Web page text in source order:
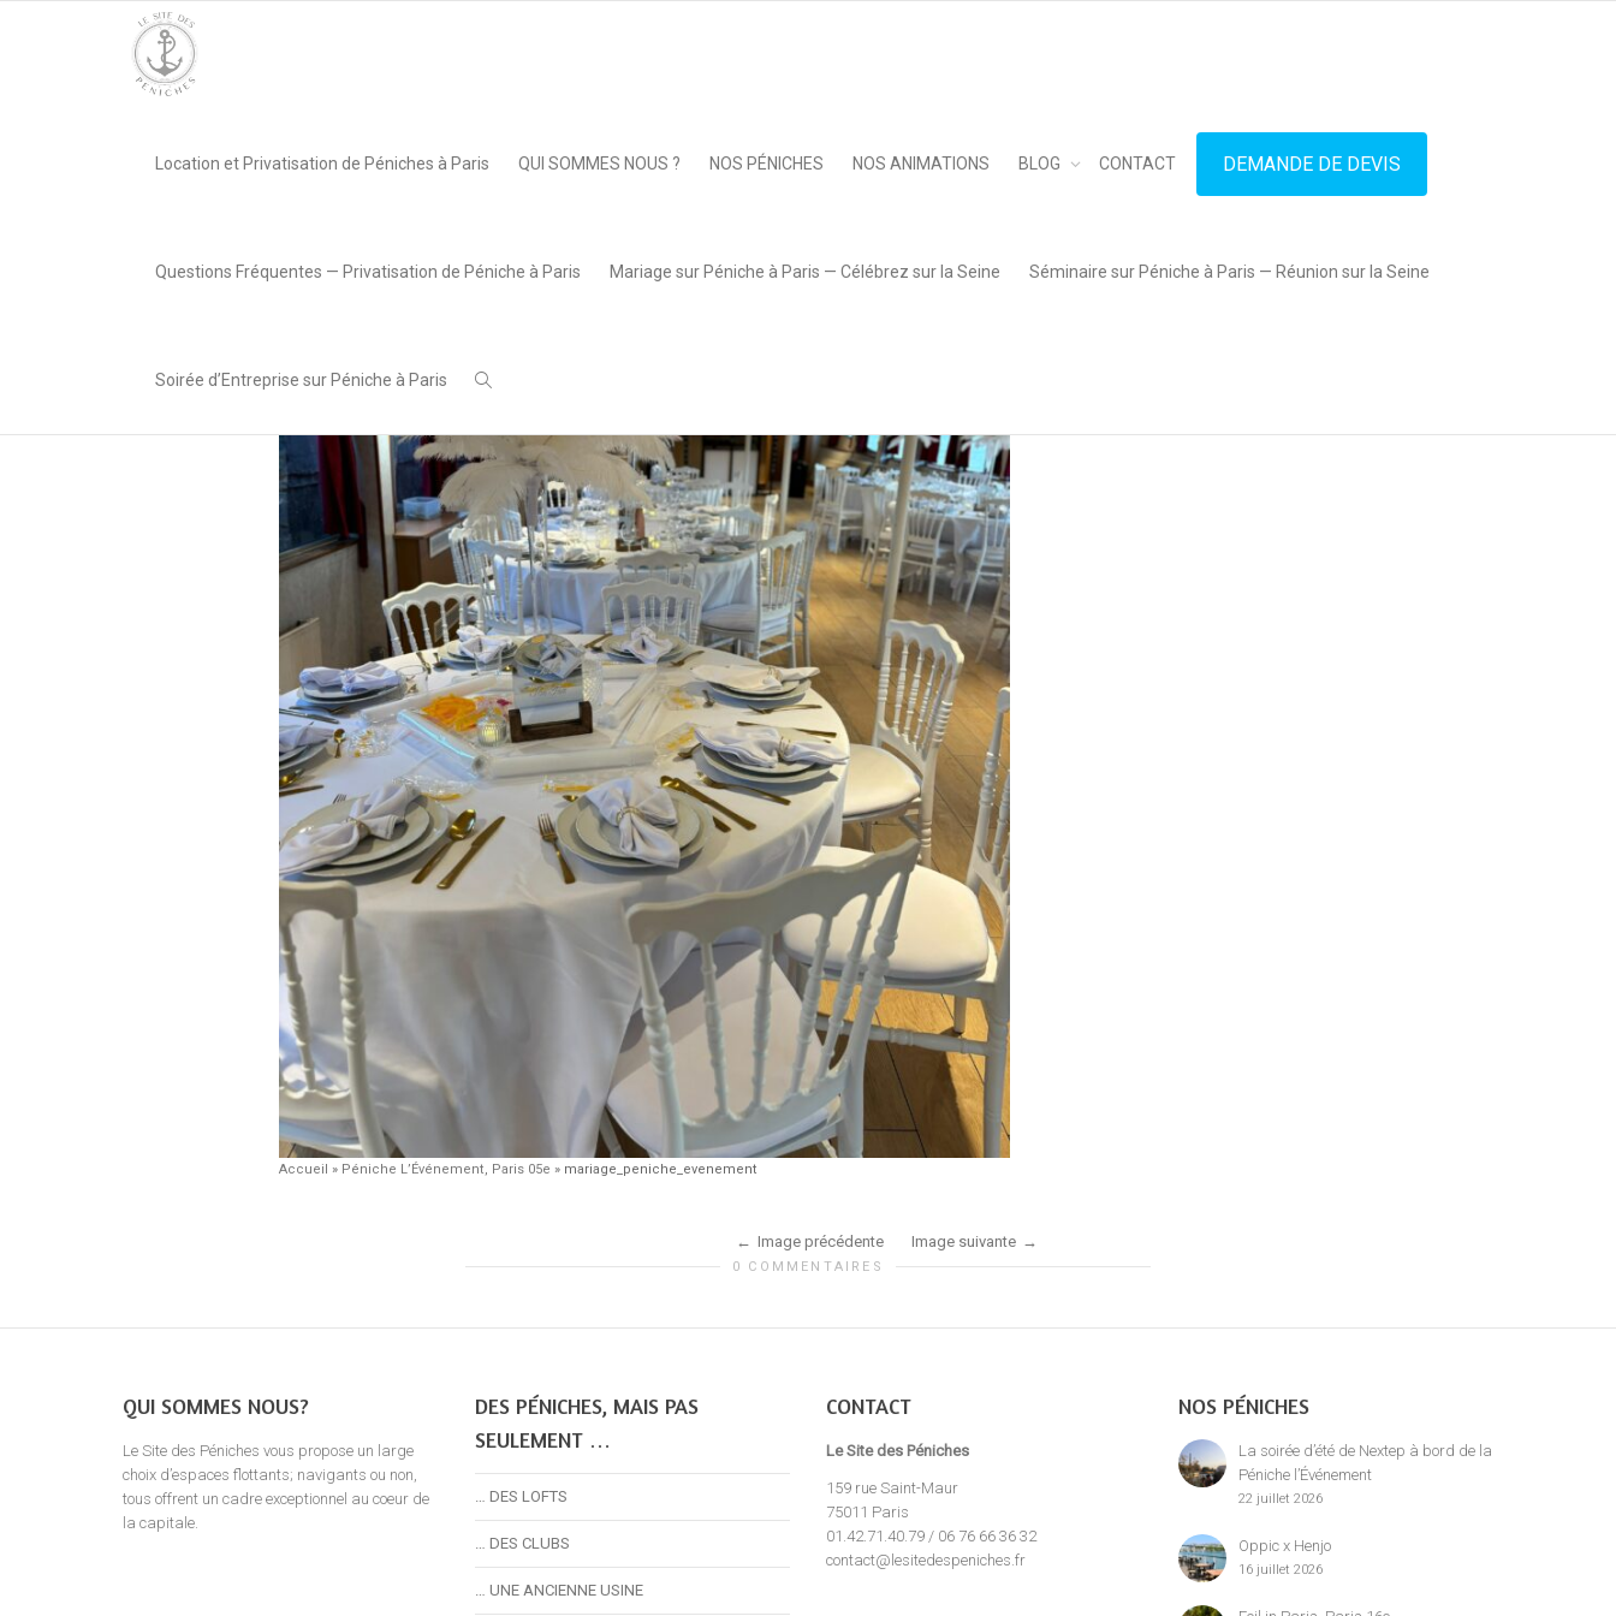
Location et Privatisation de Péniches à Paris QUI SOMMES NOUS ? NOS PÉNICHES NOS ANIMATIONS BLOG CONTACT DEMANDE DE DEVIS
Questions Fréquentes — Privatisation de Péniche à Paris Mariage sur Péniche à Paris — Célébrez sur la Seine Séminaire sur Péniche à Paris — Réunion sur la Seine
Soirée d’Entreprise sur Péniche à Paris
2024
Accueil » Péniche L’Événement, Paris 05e » mariage_peniche_evenement
Image précédente Image suivante
0 COMMENTAIRES
QUI SOMMES NOUS?
Le Site des Péniches vous propose un large
choix d’espaces flottants; navigants ou non,
tous offrent un cadre exceptionnel au coeur de
la capitale.
DES PÉNICHES, MAIS PAS
SEULEMENT …
… DES LOFTS
… DES CLUBS
… UNE ANCIENNE USINE
CONTACT
Le Site des Péniches
159 rue Saint-Maur
75011 Paris
01.42.71.40.79 / 06 76 66 36 32
contact@lesitedespeniches.fr
NOS PÉNICHES
La soirée d’été de Nextep à bord de la
Péniche l’Événement
22 juillet 2026
Oppic x Henjo
16 juillet 2026